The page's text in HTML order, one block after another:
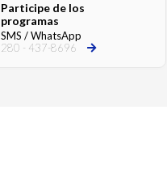
Participe de los
programas
SMS / WhatsApp
280 - 437-8696